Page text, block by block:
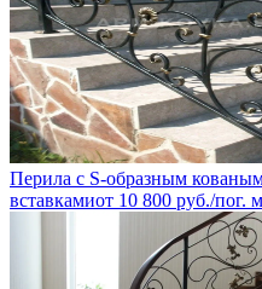
Перила с S-образным
вставкамиот 10 800 руб./пог. м